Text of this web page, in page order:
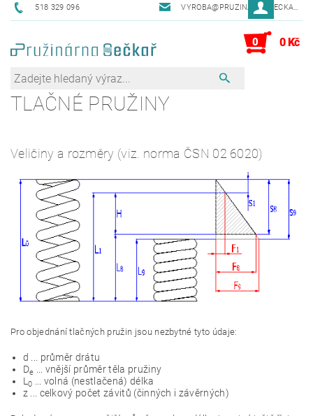
518 329 096 VYROBA@PRUZINARNASECKAR.CZ
0 0 Kč
TLAČNÉ PRUŽINY
Veličiny a rozměry (viz. norma ČSN 02 6020)
Pro objednání tlačných pružin jsou nezbytné tyto údaje:
d ... průměr drátu
De
... vnější průměr těla pružiny
L 0
... volná (nestlačená) délka
z ... celkový počet závitů (činných i závěrných)